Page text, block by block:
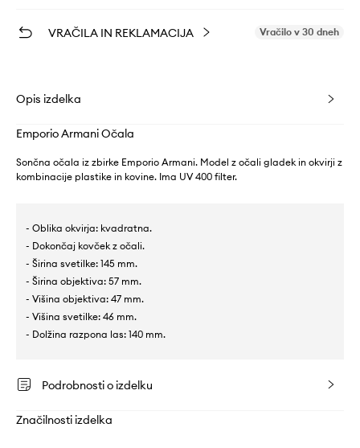
VRAČILA IN REKLAMACIJA Vračilo v 30 dneh
Opis izdelka
Emporio Armani Očala
Sončna očala iz zbirke Emporio Armani. Model z očali gladek in okvirji z
kombinacije plastike in kovine. Ima UV 400 filter.
- Oblika okvirja: kvadratna.
- Dokončaj kovček z očali.
- Širina svetilke: 145 mm.
- Širina objektiva: 57 mm.
- Višina objektiva: 47 mm.
- Višina svetilke: 46 mm.
- Dolžina razpona las: 140 mm.
Podrobnosti o izdelku
Značilnosti izdelka